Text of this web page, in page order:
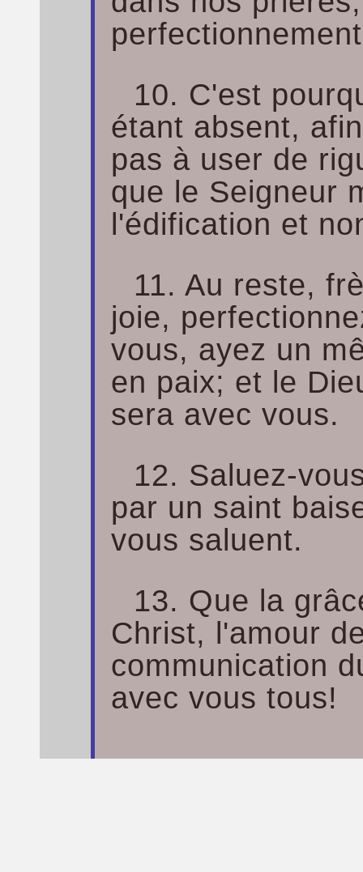
10. C'est
étant absent,
pas à user de
que le Seigneur
l'édification et
11. Au reste,
joie,
vous, ayez un
en paix; et le
sera avec vous.
12. Saluez-
par un saint
vous saluent.
13. Que la
Christ, l'amour
communication
avec vous tous!